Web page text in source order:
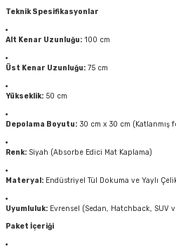
Teknik Spesifikasyonlar
Alt Kenar Uzunluğu: 100 cm
Üst Kenar Uzunluğu: 75 cm
Yükseklik: 50 cm
Depolama Boyutu: 30 cm x 30 cm (Katlanmış
Renk: Siyah (Absorbe Edici Mat Kaplama)
Materyal: Endüstriyel Tül Dokuma ve Yaylı
Uyumluluk: Evrensel (Sedan, Hatchback, SUV
Paket İçeriği